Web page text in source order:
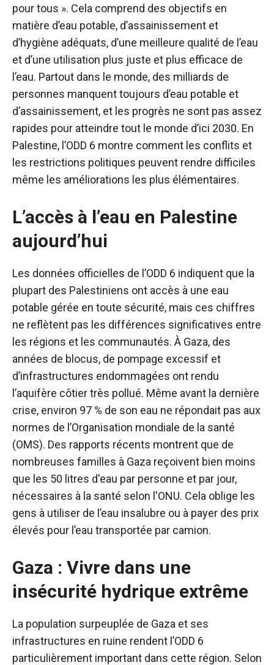
pour tous ». Cela comprend des objectifs en
matière d’eau potable, d’assainissement et
d’hygiène adéquats, d’une meilleure qualité de l’eau
et d’une utilisation plus juste et plus efficace de
l’eau. Partout dans le monde, des milliards de
personnes manquent toujours d’eau potable et
d’assainissement, et les progrès ne sont pas assez
rapides pour atteindre tout le monde d’ici 2030. En
Palestine, l’ODD 6 montre comment les conflits et
les restrictions politiques peuvent rendre difficiles
même les améliorations les plus élémentaires.
L’accès à l’eau en Palestine
aujourd’hui
Les données officielles de l’ODD 6 indiquent que la
plupart des Palestiniens ont accès à une eau
potable gérée en toute sécurité, mais ces chiffres
ne reflètent pas les différences significatives entre
les régions et les communautés. À Gaza, des
années de blocus, de pompage excessif et
d’infrastructures endommagées ont rendu
l’aquifère côtier très pollué. Même avant la dernière
crise, environ 97 % de son eau ne répondait pas aux
normes de l’Organisation mondiale de la santé
(OMS). Des rapports récents montrent que de
nombreuses familles à Gaza reçoivent bien moins
que les 50 litres d'eau par personne et par jour,
nécessaires à la santé selon l'ONU. Cela oblige les
gens à utiliser de l’eau insalubre ou à payer des prix
élevés pour l’eau transportée par camion.
Gaza : Vivre dans une
insécurité hydrique extrême
La population surpeuplée de Gaza et ses
infrastructures en ruine rendent l’ODD 6
particulièrement important dans cette région. Selon